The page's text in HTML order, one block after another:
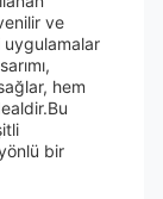
ve
hem
bir